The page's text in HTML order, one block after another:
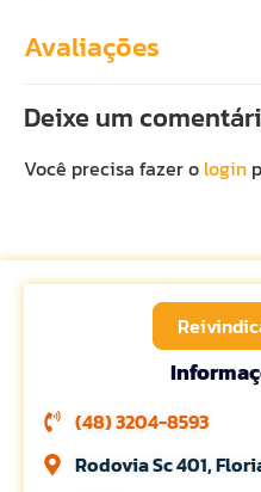
Avaliações
Deixe um
Você precisa fazer o login
(48) 3204-8593
Rodovia Sc 401,